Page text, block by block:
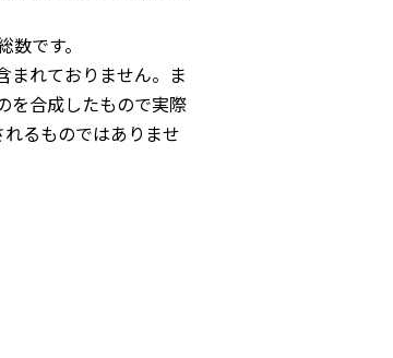
です。
まれておりません。ま
を合成したもので実際
るものではありませ